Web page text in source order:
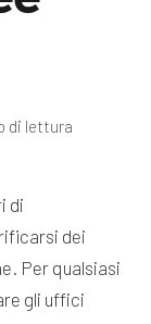
di lettura
di
dei
Per qualsiasi
gli uffici
progetti